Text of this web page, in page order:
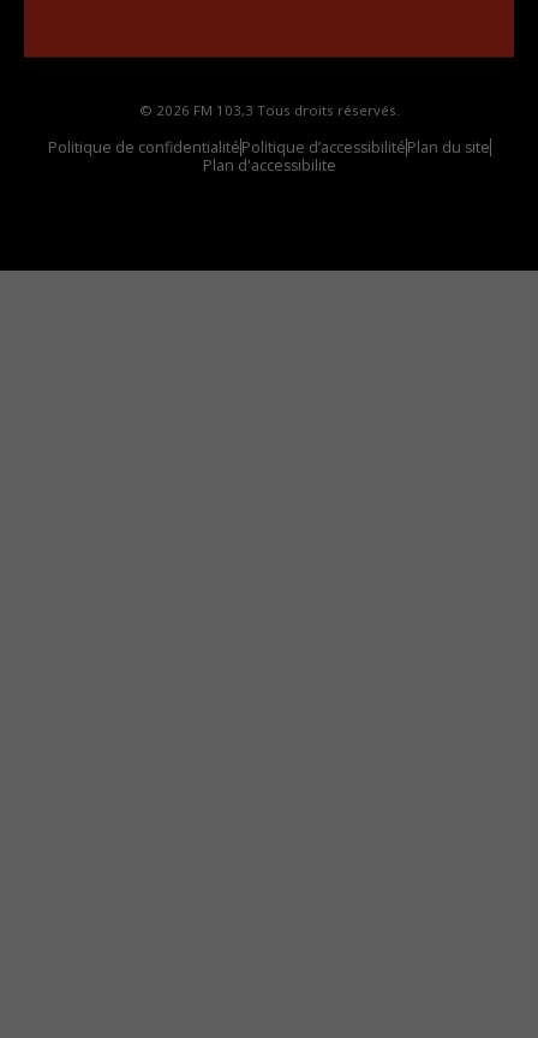
© 2026 FM 103,3 Tous droits réservés.
Politique de confidentialitéPolitique d’accessibilitéPlan du site
Plan d'accessibilite